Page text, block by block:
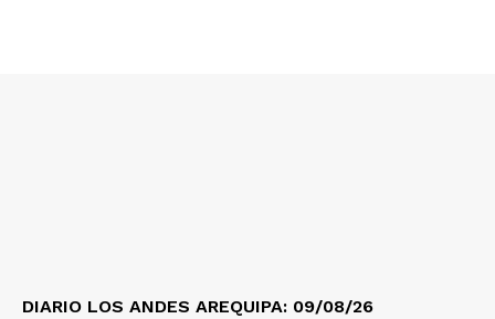
DIARIO LOS ANDES AREQUIPA: 09/08/26